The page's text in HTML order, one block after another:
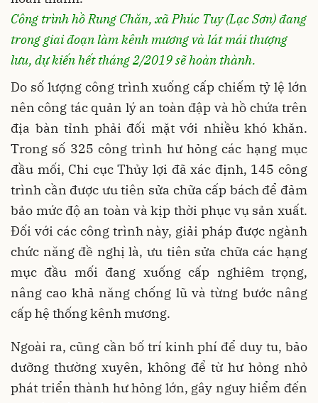
Công trình hồ Rung Chăn, xã Phúc Tuy (Lạc Sơn) đang
trong giai đoạn làm kênh mương và lát mái thượng
lưu, dự kiến hết tháng 2/2019 sẽ hoàn thành.
Do số lượng công trình xuống cấp chiếm tỷ lệ lớn
nên công tác quản lý an toàn đập và hồ chứa trên
địa bàn tỉnh phải đối mặt với nhiều khó khăn.
Trong số 325 công trình hư hỏng các hạng mục
đầu mối, Chi cục Thủy lợi đã xác định, 145 công
trình cần được ưu tiên sửa chữa cấp bách để đảm
bảo mức độ an toàn và kịp thời phục vụ sản xuất.
Đối với các công trình này, giải pháp được ngành
chức năng đề nghị là, ưu tiên sửa chữa các hạng
mục đầu mối đang xuống cấp nghiêm trọng,
nâng cao khả năng chống lũ và từng bước nâng
cấp hệ thống kênh mương.
Ngoài ra, cũng cần bố trí kinh phí để duy tu, bảo
dưỡng thường xuyên, không để từ hư hỏng nhỏ
phát triển thành hư hỏng lớn, gây nguy hiểm đến